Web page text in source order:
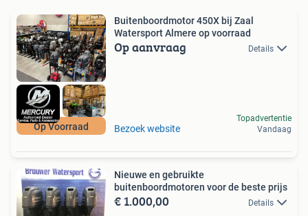
Op Voorraad
Buitenboordmotor 450X bij Zaal
Watersport Almere op voorraad
Op aanvraag Details
Bezoek website
Topadvertentie
Vandaag
Nieuwe en gebruikte
buitenboordmotoren voor de beste prijs
€ 1.000,00 Details